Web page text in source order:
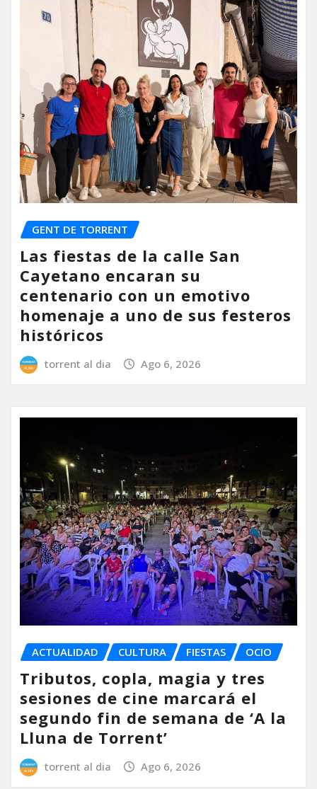
GENT DE TORRENT
Las fiestas de la calle San
Cayetano encaran su
centenario con un emotivo
homenaje a uno de sus festeros
históricos
torrent al dia Ago 6, 2026
ACTUALIDAD CULTURA FIESTAS OCIO
Tributos, copla, magia y tres
sesiones de cine marcará el
segundo fin de semana de ‘A la
Lluna de Torrent’
torrent al dia Ago 6, 2026